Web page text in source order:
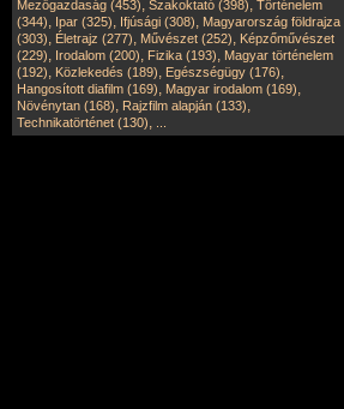
Mezőgazdaság (453), Szakoktató (398), Történelem
(344), Ipar (325), Ifjúsági (308), Magyarország földrajza
(303), Életrajz (277), Művészet (252), Képzőművészet
(229), Irodalom (200), Fizika (193), Magyar történelem
(192), Közlekedés (189), Egészségügy (176),
Hangosított diafilm (169), Magyar irodalom (169),
Növénytan (168), Rajzfilm alapján (133),
Technikatörténet (130),